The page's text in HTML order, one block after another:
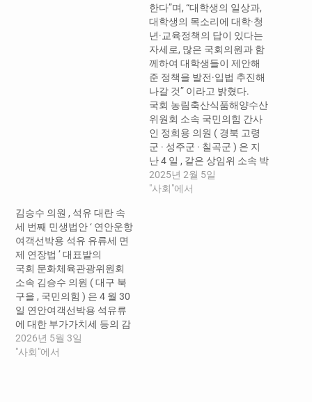
한다”며, “대학생의 일상과,
대학생의 목소리에 대학·청
년·교육정책의 답이 있다는
자세로, 많은 국회의원과 함
께하여 대학생들이 제안해
준 정책을 발전·입법 추진해
나갈 것” 이라고 밝혔다.
국회 농림축산식품해양수산
위원회 소속 국민의힘 간사
인 정희용 의원 ( 경북 고령
군 · 성주군 · 칠곡군 ) 은 지
난 4 일 , 같은 상임위 소속 박
덕흠 · 서천호 의원 및 박덕
흠 · 이양수 · 김선교 · 정희용
2025년 2월 5일
"사회"에서
김승수 의원 , 석유 대란 속
세 번째 민생법안 ‘ 연안운항
여객선박용 석유 유류세 면
제 연장법 ’ 대표발의
국회 문화체육관광위원회
소속 김승수 의원 ( 대구 북
구을 , 국민의힘 ) 은 4 월 30
일 연안여객선박용 석유류
에 대한 부가가치세 등의 감
면 조항의 일몰기한을 연장
하는 내용을 담은 「 조세특
2026년 5월 3일
"사회"에서